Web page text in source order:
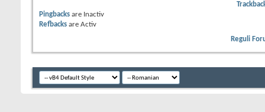
Pingbacks are Inactiv
Refbacks are Activ
Reguli